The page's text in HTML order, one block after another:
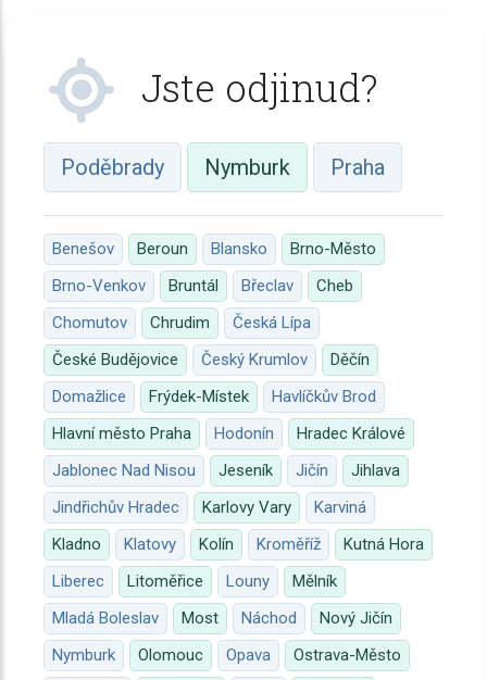
Jste odjinud?
Poděbrady Nymburk Praha
Benešov Beroun Blansko
Brno-Město
Brno-Venkov
Bruntál Břeclav
Cheb
Chomutov
Chrudim
Česká Lípa
České Budějovice
Český Krumlov
Děčín
Domažlice
Frýdek-Místek
Havlíčkův Brod
Hlavní město Praha
Hodonín
Hradec Králové
Jablonec Nad Nisou
Jeseník Jičín
Jihlava
Jindřichův Hradec
Karlovy Vary
Karviná
Kladno
Klatovy Kolín Kroměříž
Kutná Hora
Liberec
Litoměřice Louny
Mělník
Mladá Boleslav
Most Náchod
Nový Jičín
Nymburk
Olomouc Opava
Ostrava-Město